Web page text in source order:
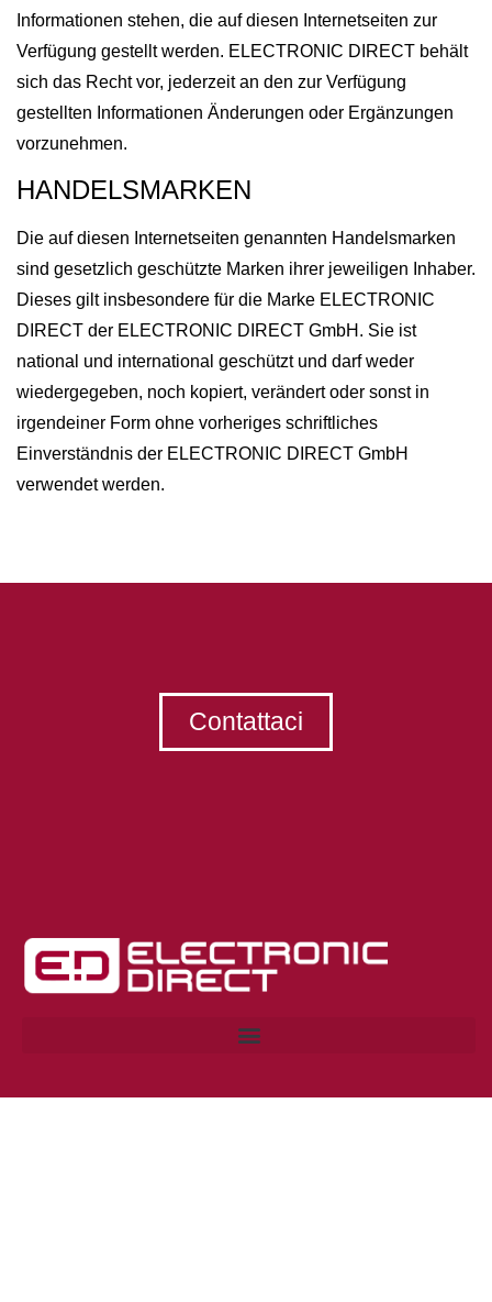
Informationen stehen, die auf diesen Internetseiten zur
Verfügung gestellt werden. ELECTRONIC DIRECT behält
sich das Recht vor, jederzeit an den zur Verfügung
gestellten Informationen Änderungen oder Ergänzungen
vorzunehmen.
HANDELSMARKEN
Die auf diesen Internetseiten genannten Handelsmarken
sind gesetzlich geschützte Marken ihrer jeweiligen Inhaber.
Dieses gilt insbesondere für die Marke ELECTRONIC
DIRECT der ELECTRONIC DIRECT GmbH. Sie ist
national und international geschützt und darf weder
wiedergegeben, noch kopiert, verändert oder sonst in
irgendeiner Form ohne vorheriges schriftliches
Einverständnis der ELECTRONIC DIRECT GmbH
verwendet werden.
Contattaci